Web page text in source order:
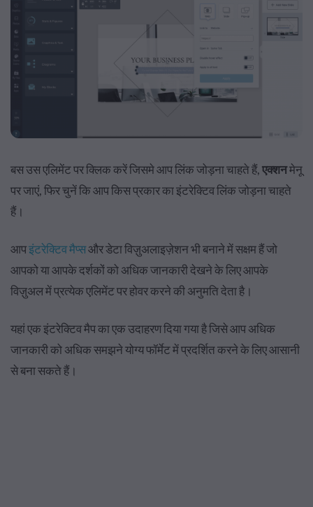
बस उस एलिमेंट पर क्लिक करें जिसमे आप लिंक जोड़ना चाहते हैं,एक्शनमेनू
पर जाएं, फिर चुनें कि आप किस प्रकार का इंटरेक्टिव लिंक जोड़ना चाहते
हैं।
आपइंटरेक्टिव मैप्सऔर डेटा विज़ुअलाइज़ेशन भी बनाने में सक्षम हैं जो
आपको या आपके दर्शकों को अधिक जानकारी देखने के लिए आपके
विज़ुअल में प्रत्येक एलिमेंट पर होवर करने की अनुमति देता है।
यहां एक इंटरेक्टिव मैप का एक उदाहरण दिया गया है जिसे आप अधिक
जानकारी को अधिक समझने योग्य फॉर्मेट में प्रदर्शित करने के लिए आसानी
से बना सकते हैं।